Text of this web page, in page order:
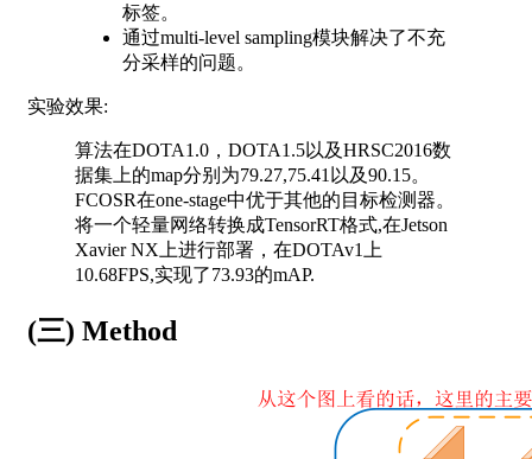
标签。
通过multi-level sampling模块解决了不充
分采样的问题。
实验效果:
算法在DOTA1.0，DOTA1.5以及HRSC2016数
据集上的map分别为79.27,75.41以及90.15。
FCOSR在one-stage中优于其他的目标检测器。
将一个轻量网络转换成TensorRT格式,在Jetson
Xavier NX上进行部署，在DOTAv1上
10.68FPS,实现了73.93的mAP.
(三) Method